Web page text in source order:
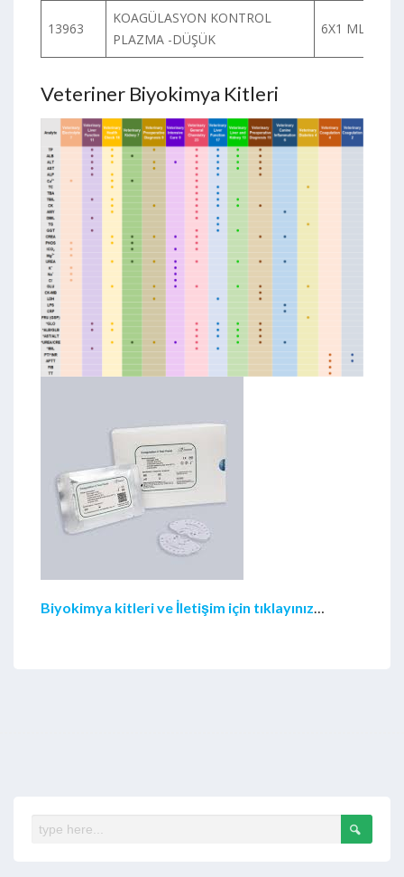
13963
KOAGÜLASYON KONTROL
PLAZMA -DÜŞÜK
6X1 ML
Veteriner Biyokimya Kitleri
Biyokimya kitleri ve İletişim için tıklayınız…